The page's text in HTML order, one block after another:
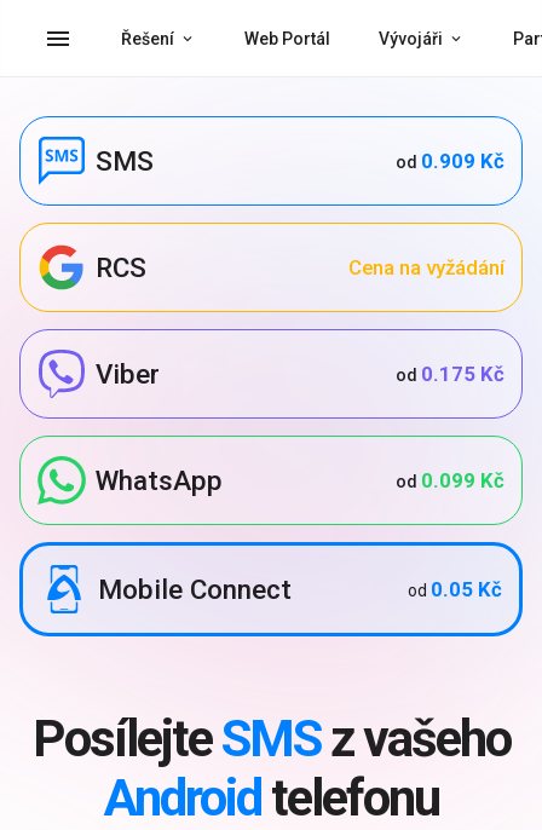
menu Řešení Web Portál Vývojáři
SMS od 0.909 Kč
RCS Cena na vyžádání
Viber od 0.175 Kč
WhatsApp od 0.099 Kč
Mobile Connect od 0.05 Kč
PosílejteSMSz vašeho
Android telefonu